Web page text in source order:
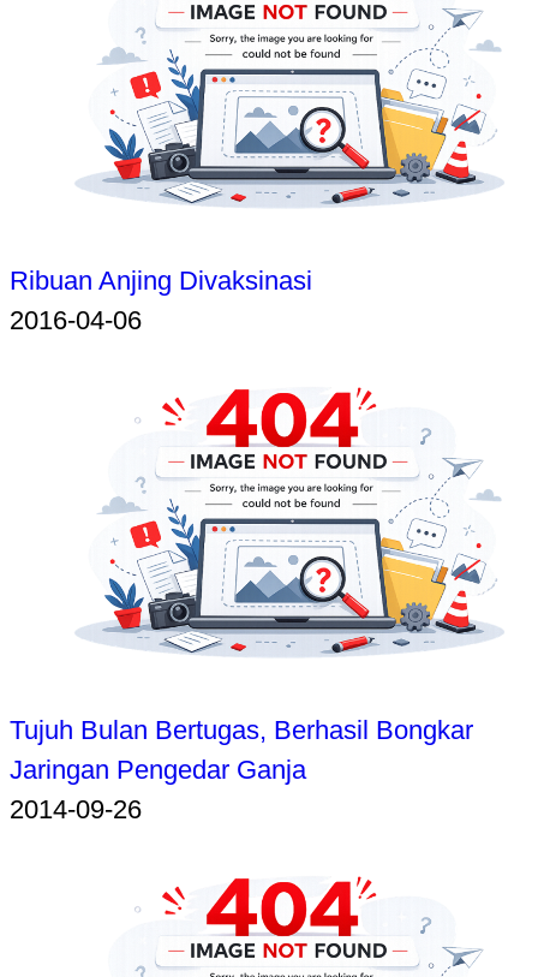
Ribuan Anjing Divaksinasi
2016-04-06
Tujuh Bulan Bertugas, Berhasil Bongkar
Jaringan Pengedar Ganja
2014-09-26